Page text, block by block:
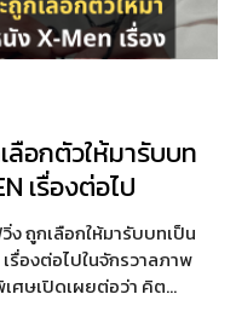
ลือกตัวให้มารับบท
เรื่องต่อไป
ง ถูกเลือกให้มารับบทเป็น
รื่องต่อไปในจักรวาลภาพ
เศษเปิดเผยต่อว่า คิต…